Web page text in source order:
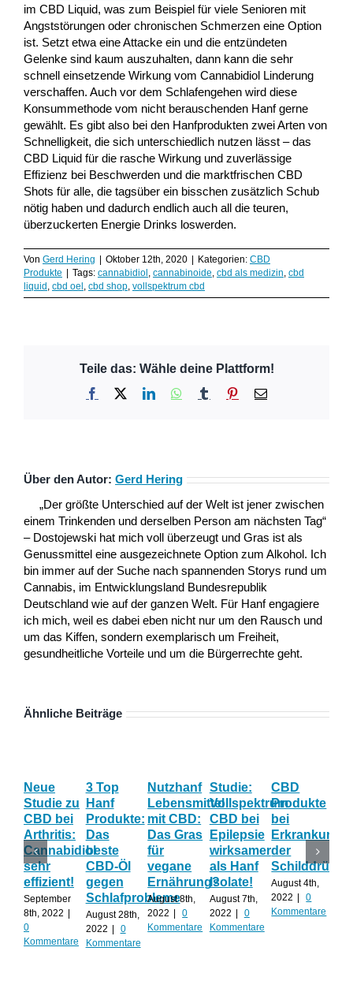
im CBD Liquid, was zum Beispiel für viele Senioren mit
Angststörungen oder chronischen Schmerzen eine Option
ist. Setzt etwa eine Attacke ein und die entzündeten
Gelenke sind kaum auszuhalten, dann kann die sehr
schnell einsetzende Wirkung vom Cannabidiol Linderung
verschaffen. Auch vor dem Schlafengehen wird diese
Konsummethode vom nicht berauschenden Hanf gerne
gewählt. Es gibt also bei den Hanfprodukten zwei Arten von
Schnelligkeit, die sich unterschiedlich nutzen lässt – das
CBD Liquid für die rasche Wirkung und zuverlässige
Effizienz bei Beschwerden und die marktfrischen CBD
Shots für alle, die tagsüber ein bisschen zusätzlich Schub
nötig haben und dadurch endlich auch all die teuren,
überzuckerten Energie Drinks loswerden.
Von Gerd Hering | Oktober 12th, 2020 | Kategorien: CBD
Produkte | Tags: cannabidiol, cannabinoide, cbd als medizin, cbd
liquid, cbd oel, cbd shop, vollspektrum cbd
Teile das: Wähle deine Plattform!
Facebook LinkedInWhatsApp
Tumblr Pinterest
E-
Über den Autor: Gerd Hering
„Der größte Unterschied auf der Welt ist jener zwischen
einem Trinkenden und derselben Person am nächsten Tag“
– Dostojewski hat mich voll überzeugt und Gras ist als
Genussmittel eine ausgezeichnete Option zum Alkohol. Ich
bin immer auf der Suche nach spannenden Storys rund um
Cannabis, im Entwicklungsland Bundesrepublik
Deutschland wie auf der ganzen Welt. Für Hanf engagiere
ich mich, weil es dabei eben nicht nur um den Rausch und
um das Kiffen, sondern exemplarisch um Freiheit,
gesundheitliche Vorteile und um die Bürgerrechte geht.
Ähnliche Beiträge
Neue
Studie zu
CBD bei
Arthritis:
Cannabidiol
sehr
effizient!
September
8th, 2022
0
Kommentare
3 Top
Hanf
Produkte:
Das
beste
CBD-Öl
gegen
Schlafprobleme
August 28th,
2022
0
Kommentare
Nutzhanf
Lebensmittel
mit CBD:
Das Gras
für
vegane
Ernährung?
August 8th,
2022
0
Kommentare
Studie:
Vollspektrum
CBD bei
Epilepsie
wirksamer
als Hanf
Isolate!
August 7th,
2022
0
Kommentare
CBD
Produkte
bei
der
Schilddrüse
August 4th,
2022
0
Kommentare